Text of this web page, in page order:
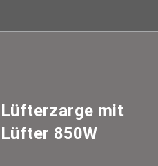
Lüfterzarge mit
Lüfter 850W